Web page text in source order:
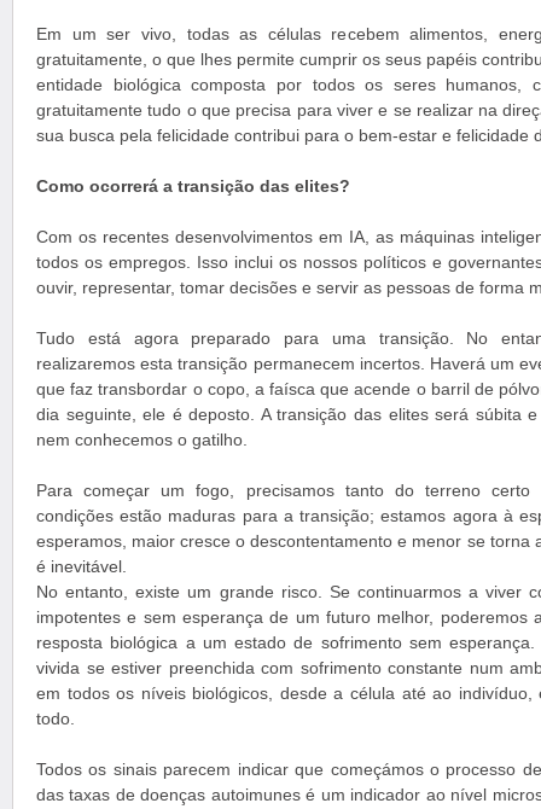
Em um ser vivo, todas as células recebem alimentos,
gratuitamente, o que lhes permite cumprir os seus papéis
entidade biológica composta por todos os seres humanos,
gratuitamente tudo o que precisa para viver e se realizar na
sua busca pela felicidade contribui para o bem-estar e felicidade
Como ocorrerá a transição das elites?
Com os recentes desenvolvimentos em IA, as máquinas
todos os empregos. Isso inclui os nossos políticos e
ouvir, representar, tomar decisões e servir as pessoas de forma
Tudo está agora preparado para uma transição. No
realizaremos esta transição permanecem incertos. Haverá um
que faz transbordar o copo, a faísca que acende o barril de
dia seguinte, ele é deposto. A transição das elites será súbita
nem conhecemos o gatilho.
Para começar um fogo, precisamos tanto do terreno
condições estão maduras para a transição; estamos agora à
esperamos, maior cresce o descontentamento e menor se torna
é inevitável.
No entanto, existe um grande risco. Se continuarmos a viver
impotentes e sem esperança de um futuro melhor, poderemos
resposta biológica a um estado de sofrimento sem
vivida se estiver preenchida com sofrimento constante num
em todos os níveis biológicos, desde a célula até ao
todo.
Todos os sinais parecem indicar que começámos o processo
das taxas de doenças autoimunes é um indicador ao nível